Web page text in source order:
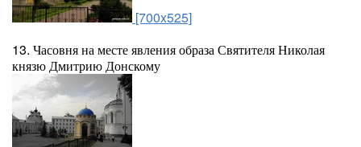
[700x525]
13. Часовня на месте явления образа Святителя Николая
князю Дмитрию Донскому